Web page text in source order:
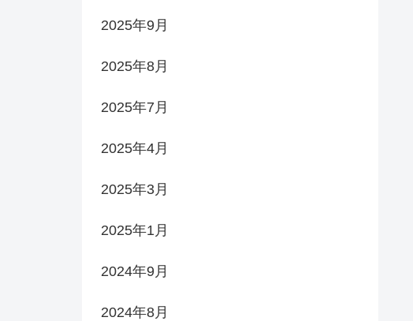
2025年9月
2025年8月
2025年7月
2025年4月
2025年3月
2025年1月
2024年9月
2024年8月